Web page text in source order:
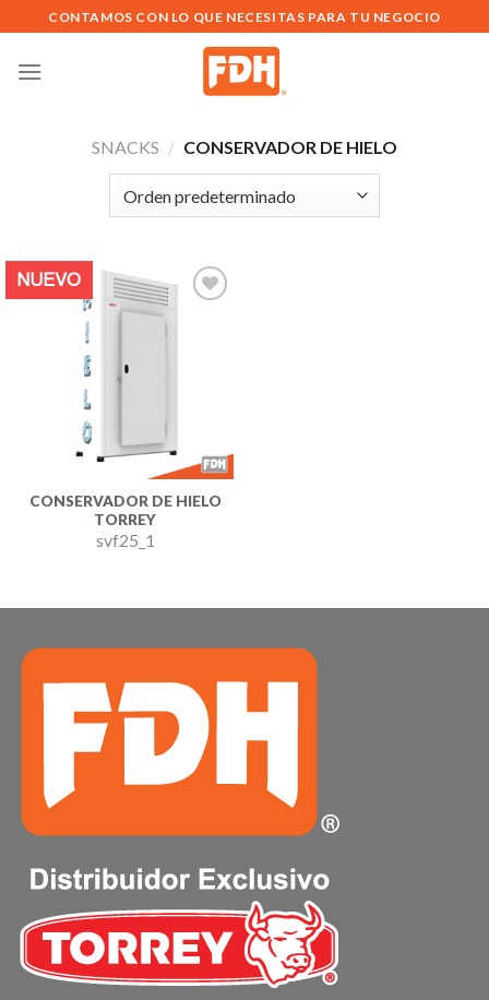
al
contenido
CONTAMOS CON LO QUE NECESITAS PARA TU NEGOCIO
SNACKS / CONSERVADOR DE HIELO
NUEVO
CONSERVADOR DE HIELO
TORREY
svf25_1